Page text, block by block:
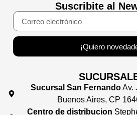
Suscribite al
¡Quiero
Sucursal San FernandoAv.
Buenos Aires, CP
Centro de distribucion